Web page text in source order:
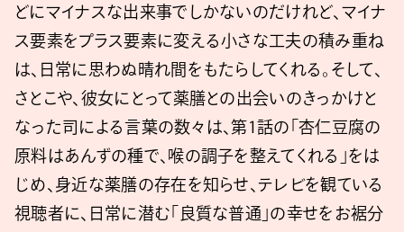
どにマイナスな出来事でしかないのだけれど、マイナ
ス要素をプラス要素に変える小さな工夫の積み重ね
は、日常に思わぬ晴れ間をもたらしてくれる。そして、
さとこや、彼女にとって薬膳との出会いのきっかけと
なった司による言葉の数々は、第1話の「杏仁豆腐の
原料はあんずの種で、喉の調子を整えてくれる」をは
じめ、身近な薬膳の存在を知らせ、テレビを観ている
視聴者に、日常に潜む「良質な普通」の幸せをお裾分